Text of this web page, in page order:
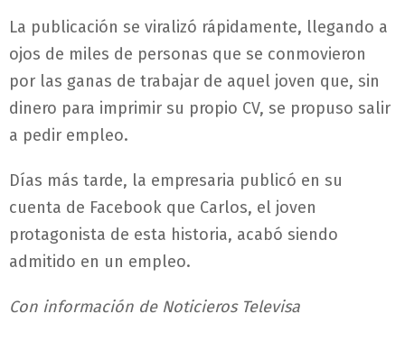
La publicación se viralizó rápidamente, llegando a
ojos de miles de personas que se conmovieron
por las ganas de trabajar de aquel joven que, sin
dinero para imprimir su propio CV, se propuso salir
a pedir empleo.
Días más tarde, la empresaria publicó en su
cuenta de Facebook que Carlos, el joven
protagonista de esta historia, acabó siendo
admitido en un empleo.
Con información de Noticieros Televisa